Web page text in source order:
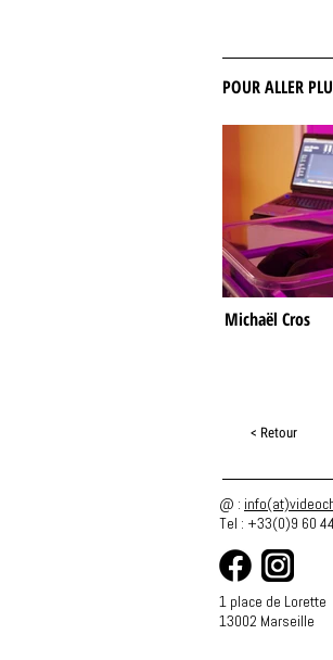
POUR ALLER
Michaël Cros
< Retour
@ :
Tel : +33(0)9 60
1 place de Lorette
13002 Marseille